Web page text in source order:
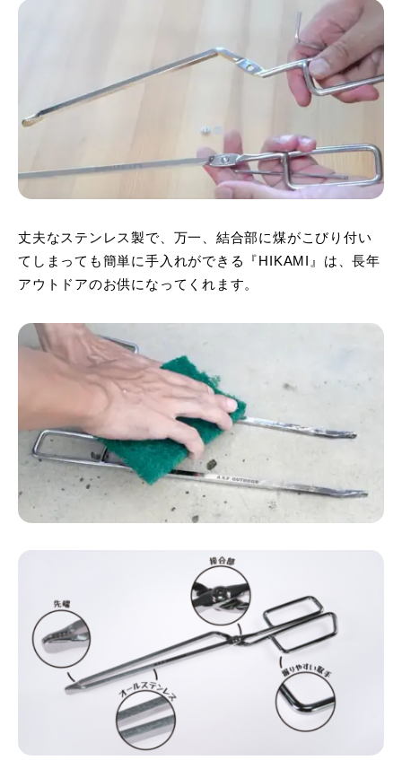
丈夫なステンレス製で、万一、結合部に煤がこびり付い
てしまっても簡単に手入れができる『HIKAMI』は、長年
アウトドアのお供になってくれます。